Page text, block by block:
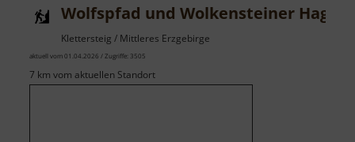
Wolfspfad und Wolkensteiner Hag
Klettersteig / Mittleres Erzgebirge
aktuell vom 01.04.2026 / Zugriffe: 3505
7 km vom aktuellen Standort